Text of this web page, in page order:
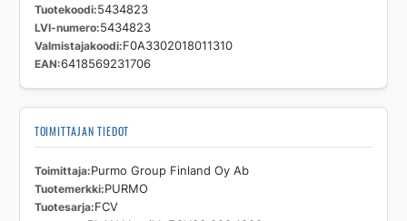
Tuotekoodi 5434823
LVI-numero 5434823
Valmistajakoodi F0A3302018011310
EAN 6418569231706
TOIMITTAJAN TIEDOT
Toimittaja Purmo Group Finland Oy Ab
Tuotemerkki PURMO
Tuotesarja FCV